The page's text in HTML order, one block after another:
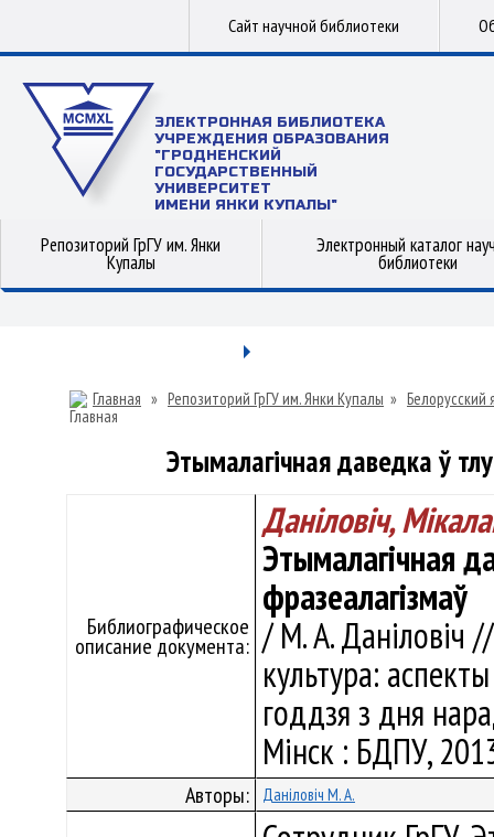
Сайт научной библиотеки
ЭЛЕКТРОННАЯ БИБЛИОТЕКА
УЧРЕЖДЕНИЯ ОБРАЗОВАНИЯ
"ГРОДНЕНСКИЙ
ГОСУДАРСТВЕННЫЙ
УНИВЕРСИТЕТ
ИМЕНИ ЯНКИ КУПАЛЫ"
Репозиторий ГрГУ им. Янки
Купалы
Электронный каталог
библиотеки
Главная » Репозиторий ГрГУ им. Янки Купалы » Белорусский
Этымалагічная даведка ў
Библиографическое
описание документа:
Даніловіч,
Этымалагічная
фразеалагізмаў
/ М. А. Даніловіч
культура:
годдзя з дня
Мінск : БДПУ,
Авторы: Даніловіч М. А.